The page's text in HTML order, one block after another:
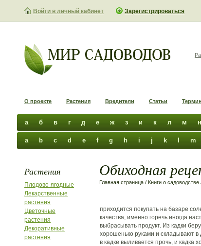
Войти в личный кабинет Зарегистрироваться
О проекте Растения Вредители Статьи
а б в г д е ж з и к л м н
a b c d e f g h i j k m
Растения
Плодово-ягодные
Лекарственные
растения
Цветочные
растения
Декоративные
растения
Обиходная
Главная страница / Книги о садоводстве
приходится покупать на базаре
качества, именно горечь иногда
выбрасывать продукт. Из кадки
хорошенько руками и складывают в
в кадке выливается прочь, и кадка